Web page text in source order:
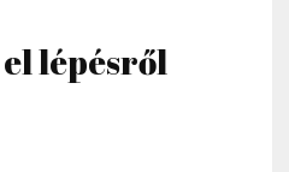
lépésről